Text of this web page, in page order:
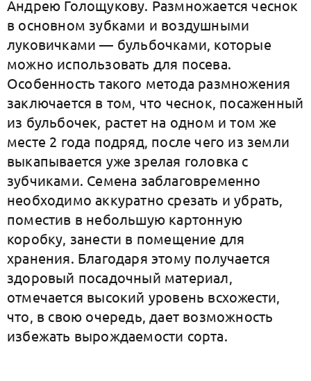
Андрею Голощукову. Размножается чеснок
в основном зубками и воздушными
луковичками — бульбочками, которые
можно использовать для посева.
Особенность такого метода размножения
заключается в том, что чеснок, посаженный
из бульбочек, растет на одном и том же
месте 2 года подряд, после чего из земли
выкапывается уже зрелая головка с
зубчиками. Семена заблаговременно
необходимо аккуратно срезать и убрать,
поместив в небольшую картонную
коробку, занести в помещение для
хранения. Благодаря этому получается
здоровый посадочный материал,
отмечается высокий уровень всхожести,
что, в свою очередь, дает возможность
избежать вырождаемости сорта.